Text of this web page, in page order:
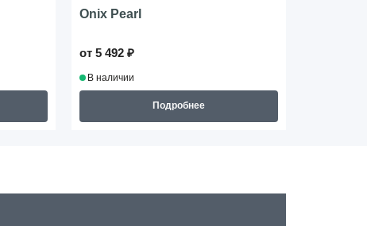
Onix Pearl
от 5 492 ₽
В наличии
Подробнее